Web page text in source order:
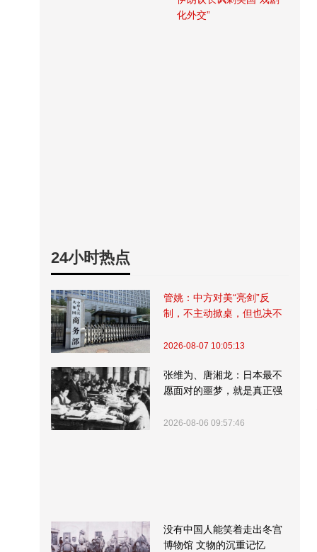
化外交”
24小时热点
管姚：中方对美“亮剑”反
制，不主动掀桌，但也决不
2026-08-07 10:05:13
张维为、唐湘龙：日本最不
愿面对的噩梦，就是真正强
2026-08-06 09:57:46
没有中国人能笑着走出冬宫
博物馆 文物的沉重记忆